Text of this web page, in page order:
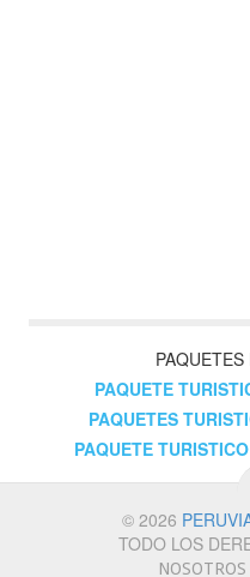
PAQUETE
PAQUETES
PAQUETE
© 2026
TODO LOS
NOSOTROS